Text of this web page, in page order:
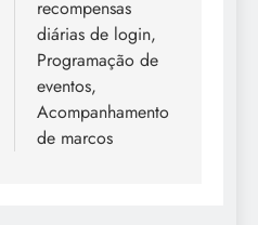
recompensas
diárias de login,
Programação de
eventos,
Acompanhamento
de marcos